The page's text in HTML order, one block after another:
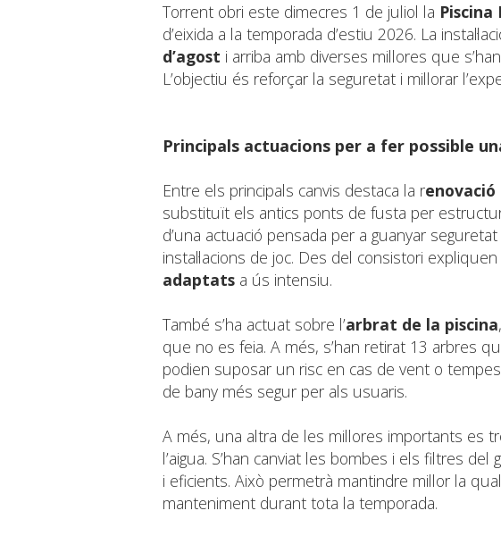
Torrent obri este dimecres 1 de juliol la Piscina
d’eixida a la temporada d’estiu 2026. La
d’agost i arriba amb diverses millores que
L’objectiu és reforçar la seguretat i millorar
Principals actuacions per a fer possible
Entre els principals canvis destaca la r
substituït els antics ponts de fusta per
d’una actuació pensada per a guanyar
instal·lacions de joc. Des del consistori
adaptats a ús intensiu.
També s’ha actuat sobre l’arbrat de la piscina
que no es feia. A més, s’han retirat 13 arbres
podien suposar un risc en cas de vent o
de bany més segur per als usuaris.
A més, una altra de les millores importants es
l’aigua. S’han canviat les bombes i els filtres
i eficients. Això permetrà mantindre millor la
manteniment durant tota la temporada.